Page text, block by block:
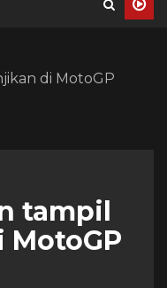
di MotoGP
tampil